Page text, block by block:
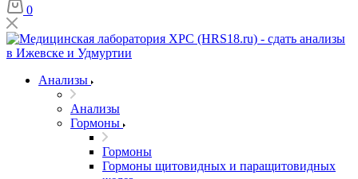
0
Анализы
Анализы
Гормоны
Гормоны
Гормоны щитовидных и паращитовидных